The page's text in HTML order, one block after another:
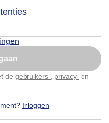
de gebruikers- privacy- en
Inloggen
05-2026, 18x bekeken
later
te passen